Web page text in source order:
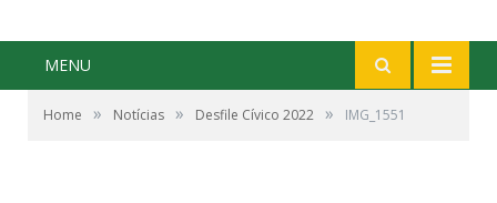
MENU
Home » Notícias » Desfile Cívico 2022 » IMG_1551